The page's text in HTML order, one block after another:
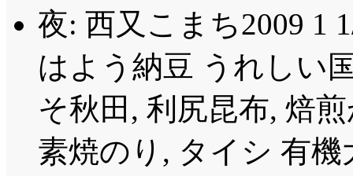
夜: 西又こまち2009 1
はよう納豆 うれしい
そ秋田, 利尻昆布, 焙
素焼のり, タイシ 有